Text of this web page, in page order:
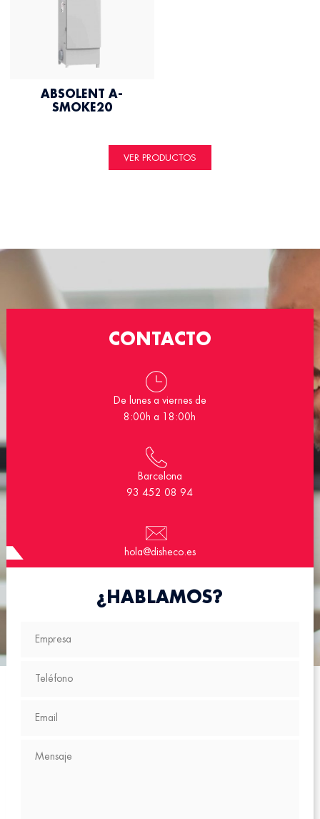
ABSOLENT A-
SMOKE20
VER PRODUCTOS
CONTACTO
De lunes a viernes de
8:00h a 18:00h
Barcelona
93 452 08 94
hola@disheco.es
¿HABLAMOS?